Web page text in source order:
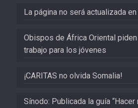
La página no será actualizada
Obispos de África Oriental
trabajo para los jóvenes
¡CARITAS no olvida Somalia!
Sínodo: Publicada la guía “Hacer